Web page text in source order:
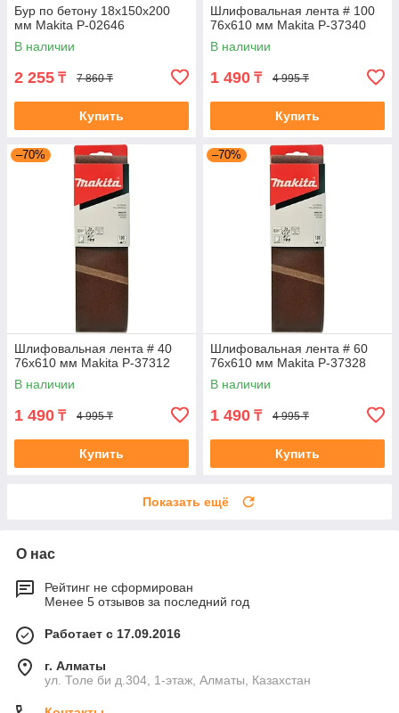
Бур по бетону 18x150x200
мм Makita P-02646
В наличии
2 255 ₸ 7 860 ₸
Купить
Шлифовальная лента # 100
76x610 мм Makita P-37340
В наличии
1 490 ₸ 4 995 ₸
Купить
–70%
Шлифовальная лента # 40
76x610 мм Makita P-37312
В наличии
1 490 ₸ 4 995 ₸
Купить
–70%
Шлифовальная лента # 60
76x610 мм Makita P-37328
В наличии
1 490 ₸ 4 995 ₸
Купить
Показать ещё
О нас
Рейтинг не сформирован
Менее 5 отзывов за последний год
Работает с 17.09.2016
г. Алматы
ул. Толе би д.304, 1-этаж, Алматы, Казахстан